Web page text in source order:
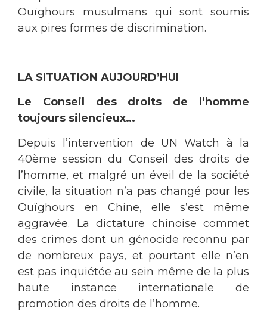
Ouïghours musulmans qui sont soumis
aux pires formes de discrimination.
LA SITUATION AUJOURD’HUI
Le Conseil des droits de l’homme
toujours silencieux…
Depuis l’intervention de UN Watch à la
40ème session du Conseil des droits de
l’homme, et malgré un éveil de la société
civile, la situation n’a pas changé pour les
Ouïghours en Chine, elle s’est même
aggravée. La dictature chinoise commet
des crimes dont un génocide reconnu par
de nombreux pays, et pourtant elle n’en
est pas inquiétée au sein même de la plus
haute instance internationale de
promotion des droits de l’homme.